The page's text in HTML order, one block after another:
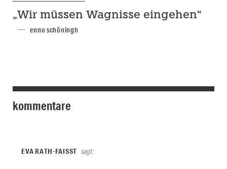
„Wir müssen Wagnisse eingehen“
enno schöningh
kommentare
EVA RATH-FAISST sagt: